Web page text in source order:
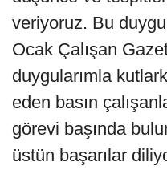
veriyoruz. Bu
Ocak Çalışan
duygularımla
eden basın
görevi başında
üstün başarılar